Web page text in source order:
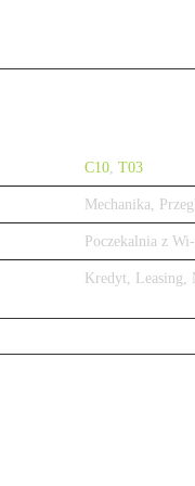
C10 T03
Mechanika,
Poczekalnia z
Kredyt, Leasing,